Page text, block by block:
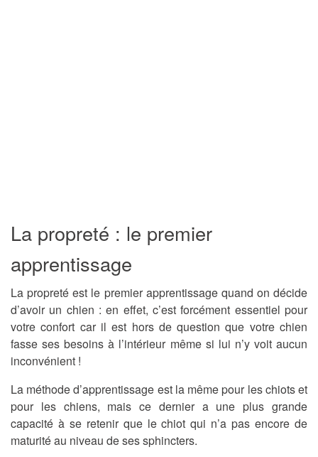
La propreté : le premier
apprentissage
La propreté est le premier apprentissage quand on décide
d’avoir un chien : en effet, c’est forcément essentiel pour
votre confort car il est hors de question que votre chien
fasse ses besoins à l’intérieur même si lui n’y voit aucun
inconvénient !
La méthode d’apprentissage est la même pour les chiots et
pour les chiens, mais ce dernier a une plus grande
capacité à se retenir que le chiot qui n’a pas encore de
maturité au niveau de ses sphincters.